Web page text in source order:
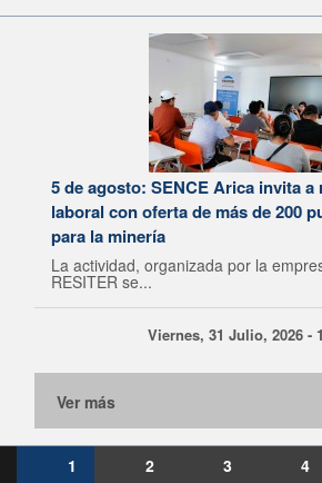
5 de agosto: SENCE Arica invita
laboral con oferta de más de 200
para la minería
La actividad, organizada por la
RESITER se...
Viernes, 31 Julio, 2026 -
Ver más
1 2 3 4